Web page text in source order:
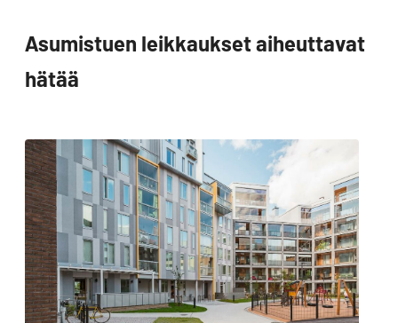
Asumistuen leikkaukset aiheuttavat
hätää